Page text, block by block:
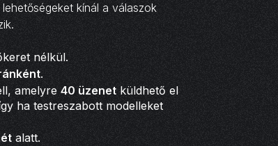
kínál a válaszok
nélkül.
.
amelyre 40 üzenet küldhető el
ha testreszabott modelleket
alatt.